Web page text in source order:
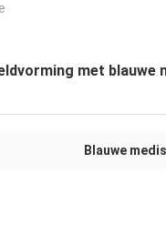
met blauwe
Blauwe